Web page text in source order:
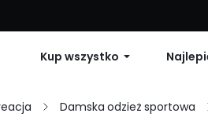
zamówienie: 10% zniżki na każde
Kup wszystko
Damska odzież sportowa